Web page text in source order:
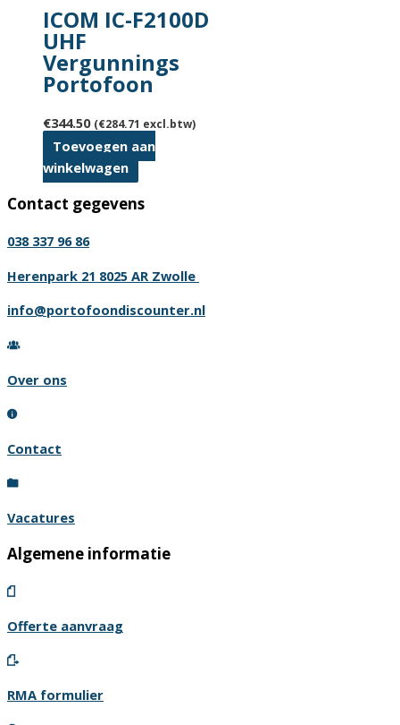
optie
gekozen
worden
de
productpagina
ICOM IC-F2100D
UHF
Vergunnings
Portofoon
€344.50 (€284.71 excl.btw)
Toevoegen aan
winkelwagen
Contact gegevens
038 337 96 86
Herenpark 21 8025 AR Zwolle
info@portofoondiscounter.nl
Over ons
Contact
Vacatures
Algemene informatie
Offerte aanvraag
RMA formulier